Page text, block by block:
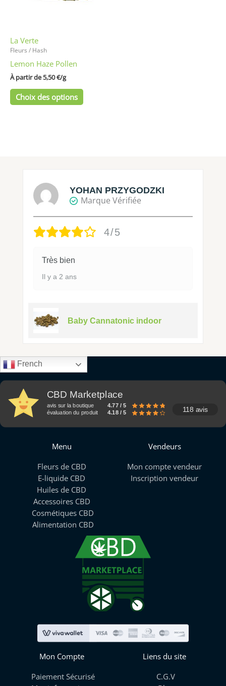
La Verte
Fleurs / Hash
Lemon Haze Pollen
À partir de 5,50€/g
Choix des options
du
YOHAN PRZYGODZKI
Marque Vérifiée
4/5
Très bien
Il y a 2 ans
Baby Cannatonic indoor
French
CBD Marketplace
avis sur la boutique
4.77 / 5
évaluation du produit
4.18 / 5 118 avis
Menu
Fleurs de CBD
E-liquide CBD
Huiles de CBD
Accessoires CBD
Cosmétiques CBD
Alimentation CBD
Vendeurs
Mon compte vendeur
Inscription vendeur
Mon Compte
Paiement Sécurisé
Liens du site
C.G.V